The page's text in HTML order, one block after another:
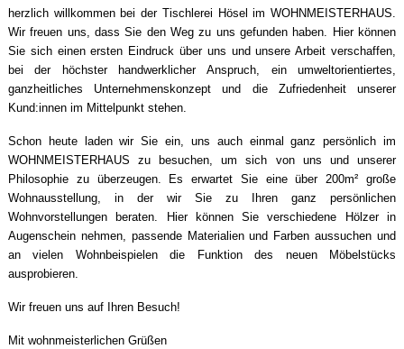
herzlich willkommen bei der Tischlerei Hösel im WOHNMEISTERHAUS.
Wir freuen uns, dass Sie den Weg zu uns gefunden haben. Hier können
Sie sich einen ersten Eindruck über uns und unsere Arbeit verschaffen,
bei der höchster handwerklicher Anspruch, ein umweltorientiertes,
ganzheitliches Unternehmenskonzept und die Zufriedenheit unserer
Kund:innen im Mittelpunkt stehen.
Schon heute laden wir Sie ein, uns auch einmal ganz persönlich im
WOHNMEISTERHAUS zu besuchen, um sich von uns und unserer
Philosophie zu überzeugen. Es erwartet Sie eine über 200m² große
Wohnausstellung, in der wir Sie zu Ihren ganz persönlichen
Wohnvorstellungen beraten. Hier können Sie verschiedene Hölzer in
Augenschein nehmen, passende Materialien und Farben aussuchen und
an vielen Wohnbeispielen die Funktion des neuen Möbelstücks
ausprobieren.
Wir freuen uns auf Ihren Besuch!
Mit wohnmeisterlichen Grüßen